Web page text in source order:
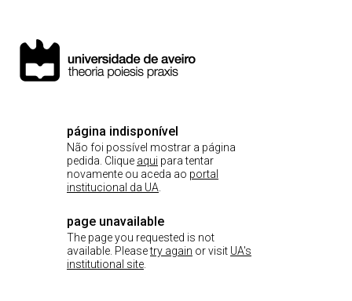
página indisponível
Não foi possível mostrar a página
pedida. Clique aqui para tentar
novamente ou aceda ao portal
institucional da UA
page unavailable
The page you requested is not
available. Pleasetry again or visit UA's
institutional site